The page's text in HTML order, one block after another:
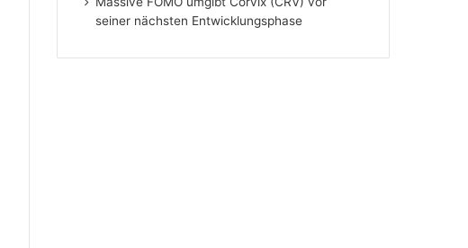
seiner nächsten Entwicklungsphase